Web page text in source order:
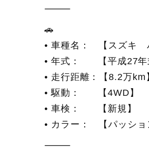
⸻
🚗
• 車種名： 【スズキ
• 年式： 【平成27年
• 走行距離：【8.2万km
• 駆動： 【4WD】
• 車検： 【新規】
• カラー： 【パッショ
⸻